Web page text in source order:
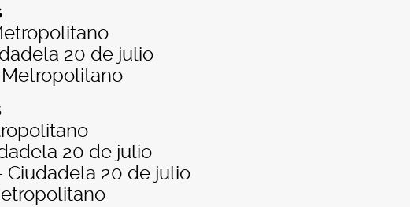
20 de julio
20 de julio
Ciudadela 20 de julio